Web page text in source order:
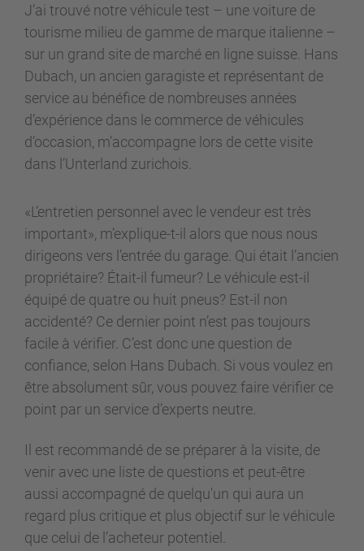
J’ai trouvé notre véhicule test – une voiture de
tourisme milieu de gamme de marque italienne –
sur un grand site de marché en ligne suisse. Hans
Dubach, un ancien garagiste et représentant de
service au bénéfice de nombreuses années
d’expérience dans le commerce de véhicules
d’occasion, m’accompagne lors de cette visite
dans l’Unterland zurichois.
«L’entretien personnel avec le vendeur est très
important», m’explique-t-il alors que nous nous
dirigeons vers l’entrée du garage. Qui était l’ancien
propriétaire? Était-il fumeur? Le véhicule est-il
équipé de quatre ou huit pneus? Est-il non
accidenté? Ce dernier point n’est pas toujours
facile à vérifier. C’est donc une question de
confiance, selon Hans Dubach. Si vous voulez en
être absolument sûr, vous pouvez faire vérifier ce
point par un service d’experts neutre.
Il est recommandé de se préparer à la visite, de
venir avec une liste de questions et peut-être
aussi accompagné de quelqu'un qui aura un
regard plus critique et plus objectif sur le véhicule
que celui de l’acheteur potentiel.